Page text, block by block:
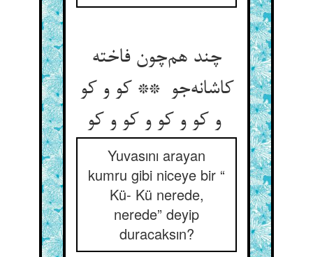
چند هم‌چون فاخته
کاشانه‌جو ** کو و کو
و کو و کو و کو و کو
Yuvasını arayan
kumru gibi niceye bir “
Kü- Kü nerede,
nerede” deyip
duracaksın?